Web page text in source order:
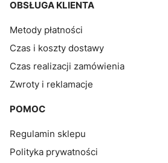
OBSŁUGA KLIENTA
Metody płatności
Czas i koszty dostawy
Czas realizacji zamówienia
Zwroty i reklamacje
POMOC
Regulamin sklepu
Polityka prywatności